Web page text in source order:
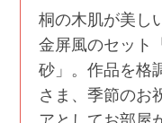
桐の木肌が美し
金屏風のセット
砂」。作品を格
さま、季節のお